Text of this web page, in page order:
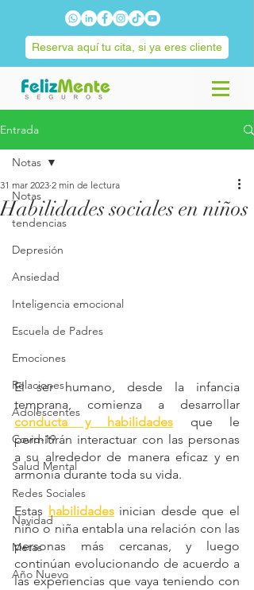
Reserva aquí tu cita, si ya eres cliente
Entrada
Notas
tendencias
Depresión
Ansiedad
Inteligencia emocional
Escuela de Padres
Emociones
Relaciones
Adolescentes
Covid-19
Salud Mental
Redes Sociales
Navidad
Metas
Año Nuevo
Notas
Habilidades sociales en niños
31 mar 2023 2 min de lectura
El ser humano, desde la infancia
conducta y habilidades que le
permitirán interactuar con las personas
a su alrededor de manera eficaz y en
armonía durante toda su vida.
Estas habilidades inician desde que el
niño o niña entabla una relación con las
personas más cercanas, y luego
continúan evolucionando de acuerdo a
las experiencias que vaya teniendo con